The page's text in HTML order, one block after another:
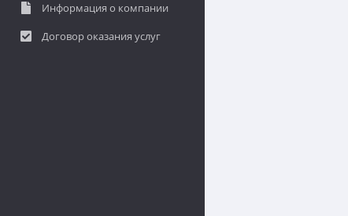
Информация о компании
Договор оказания услуг